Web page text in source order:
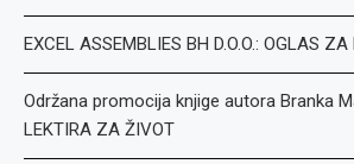
EXCEL ASSEMBLIES BH D.O.O.: OGLAS ZA
Održana promocija knjige autora Branka
LEKTIRA ZA ŽIVOT